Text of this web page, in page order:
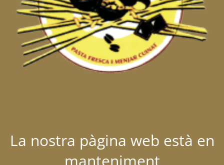
La nostra pàgina web està en
manteniment